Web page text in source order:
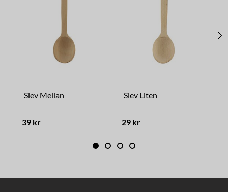
Slev Mellan
39 kr
Slev Liten
29 kr